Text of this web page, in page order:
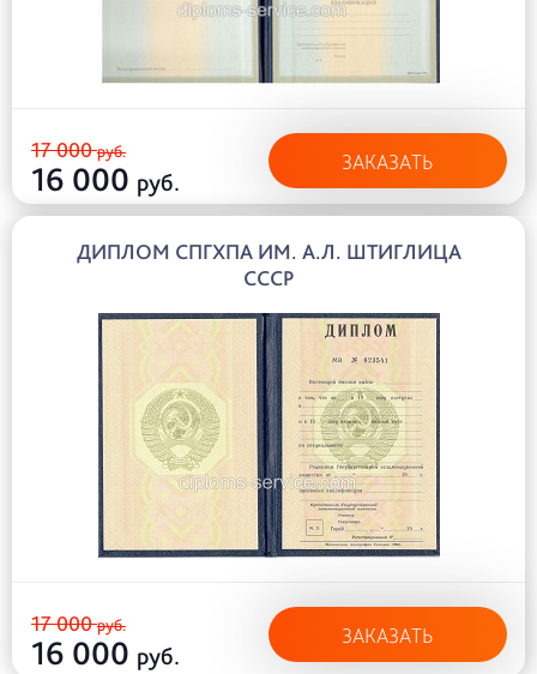
17 000руб.
16 000 руб.
ЗАКАЗАТЬ
ДИПЛОМ СПГХПА ИМ. А.Л. ШТИГЛИЦА
СССР
17 000руб.
16 000 руб.
ЗАКАЗАТЬ